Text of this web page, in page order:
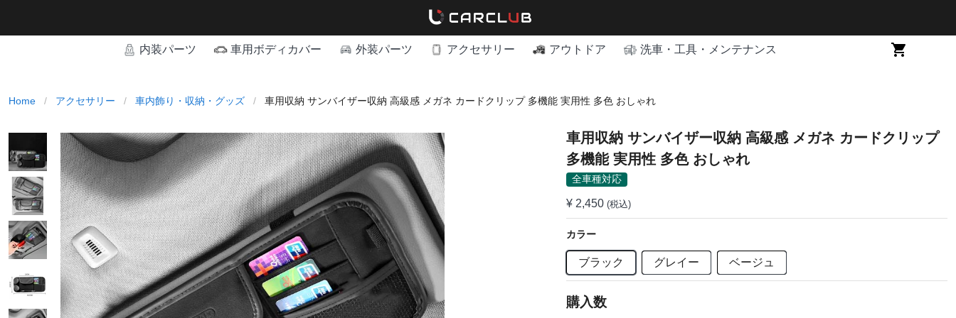
内装パーツ 車用ボディカバー 外装パーツ アクセサリー アウトドア 洗車・工具・メンテナンス
Home / アクセサリー / 車内飾り・収納・グッズ / 車用収納 サンバイザー収納 高級感 メガネ カードクリップ 多機能 実用性 多色 おしゃれ
車用収納 サンバイザー収納 高級感 メガネ カードクリップ
多機能 実用性 多色 おしゃれ
全車種対応
¥ 2,450 (税込)
カラー
ブラック グレイー ベージュ
購入数